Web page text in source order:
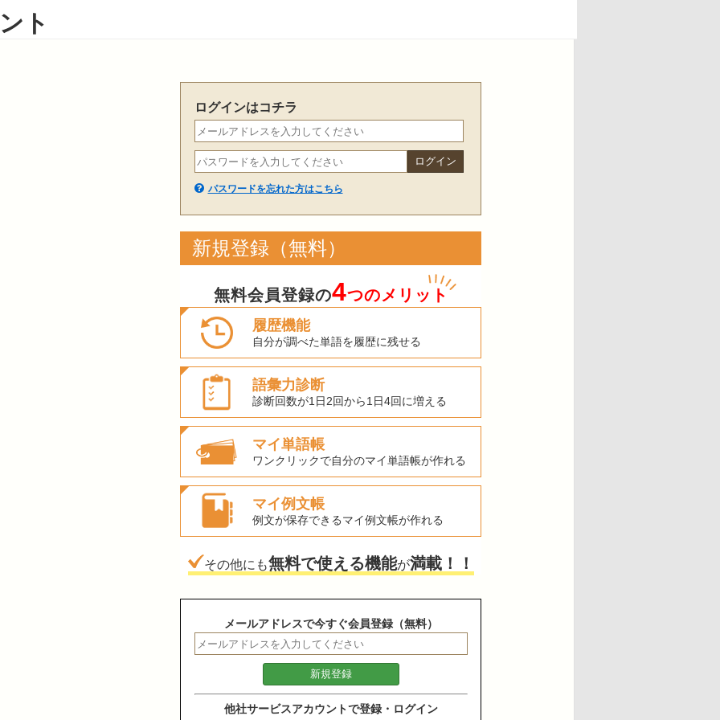
ト
ログインはコチラ
パスワードを忘れた方はこちら
新規登録（無料）
無料会員登録の4つのメリット
履歴機能
自分が調べた単語を履歴に残せる
語彙力診断
診断回数が1日2回から1日4回に増える
マイ単語帳
ワンクリックで自分のマイ単語帳が作れる
マイ例文帳
例文が保存できるマイ例文帳が作れる
その他にも無料で使える機能が満載！！
メールアドレスで今すぐ会員登録（無料）
他社サービスアカウントで登録・ログイン